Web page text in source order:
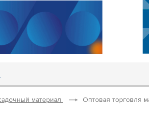
материал Оптовая торговля